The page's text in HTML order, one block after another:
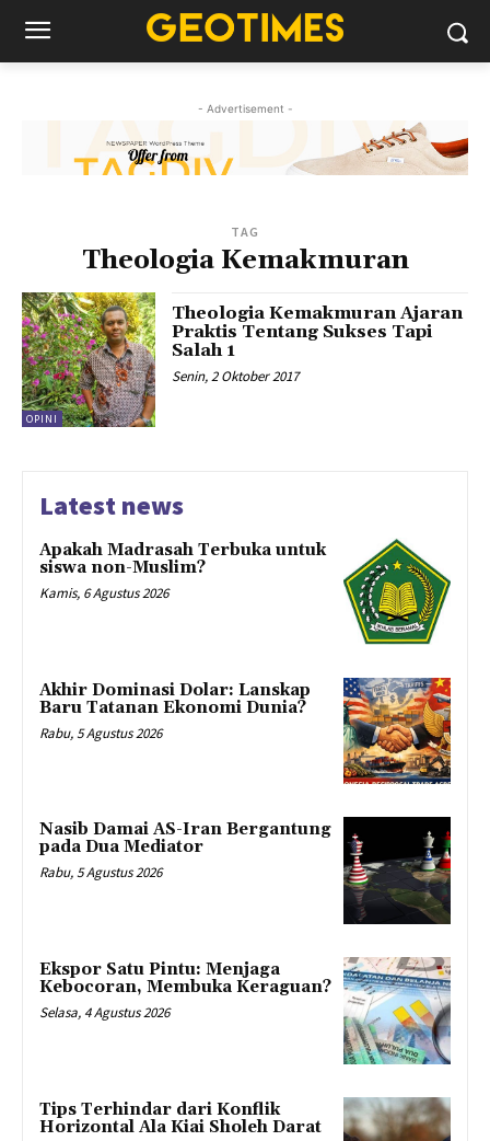
- Advertisement -
TAG
Theologia Kemakmuran
OPINI
Theologia Kemakmuran Ajaran
Praktis Tentang Sukses Tapi
Salah 1
Senin, 2 Oktober 2017
Latest news
Apakah Madrasah Terbuka untuk
siswa non-Muslim?
Kamis, 6 Agustus 2026
Akhir Dominasi Dolar: Lanskap
Baru Tatanan Ekonomi Dunia?
Rabu, 5 Agustus 2026
Nasib Damai AS-Iran Bergantung
pada Dua Mediator
Rabu, 5 Agustus 2026
Ekspor Satu Pintu: Menjaga
Kebocoran, Membuka Keraguan?
Selasa, 4 Agustus 2026
Tips Terhindar dari Konflik
Horizontal Ala Kiai Sholeh Darat